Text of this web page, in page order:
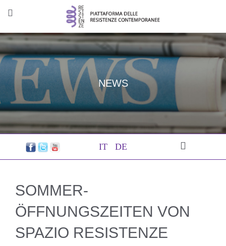
NEWS
IT DE
SOMMER-
ÖFFNUNGSZEITEN VON
SPAZIO RESISTENZE